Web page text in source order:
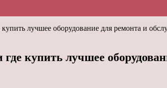
лучшее оборудование для ремонта и
купить лучшее